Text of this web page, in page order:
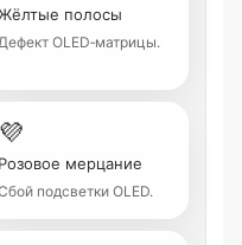
Жёлтые полосы
OLED‑матрицы.
💜
Розовое мерцание
подсветки OLED.